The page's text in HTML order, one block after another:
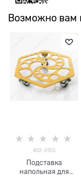
Возможно вам
402-015G
Подставка
напольная для